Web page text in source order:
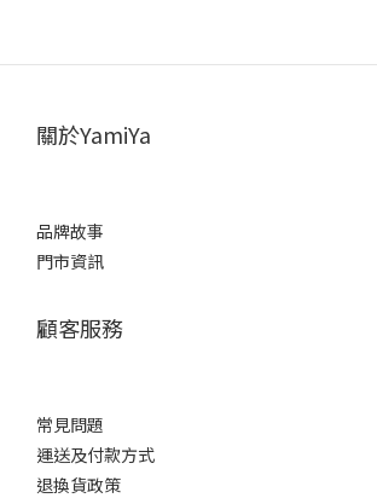
關於YamiYa
品牌故事
門市資訊
顧客服務
常見問題
運送及付款方式
退換貨政策